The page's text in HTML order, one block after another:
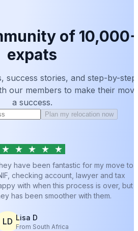
of
expats
success stories, and step-by-step
our members to make their
a success.
Plan my relocation now
have been fantastic for my move to
checking account, lawyer and tax
with when this process is over, but
has been smoother with them.
LD Lisa D
From South Africa